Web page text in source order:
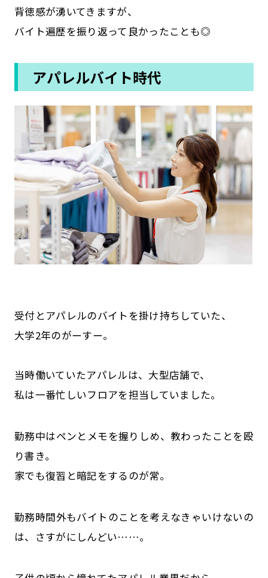
背徳感が湧いてきますが、
バイト遍歴を振り返って良かったことも◎
アパレルバイト時代
受付とアパレルのバイトを掛け持ちしていた、
大学2年のがーすー。
当時働いていたアパレルは、大型店舗で、
私は一番忙しいフロアを担当していました。
勤務中はペンとメモを握りしめ、教わったことを殴
り書き。
家でも復習と暗記をするのが常。
勤務時間外もバイトのことを考えなきゃいけないの
は、さすがにしんどい……。